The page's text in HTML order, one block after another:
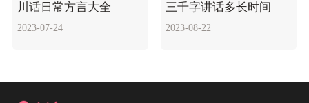
川话日常方言大全
2023-07-24
三千字讲话多长时间
2023-08-22